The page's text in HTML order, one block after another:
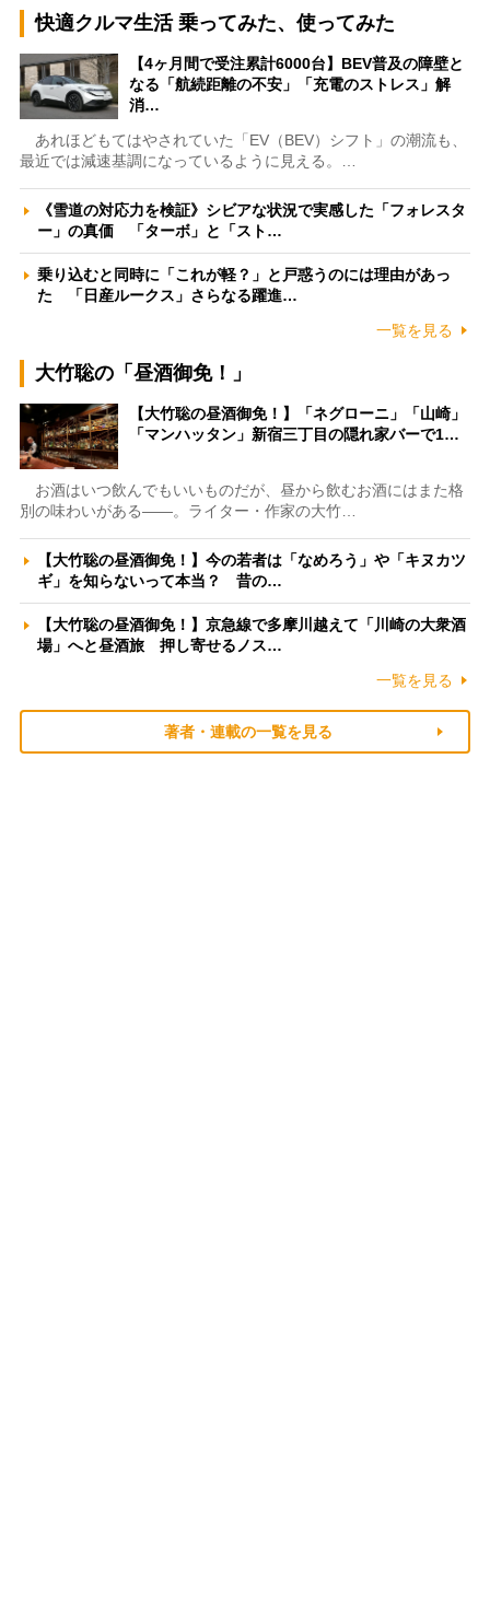
快適クルマ生活 乗ってみた、使ってみた
【4ヶ月間で受注累計6000台】BEV普及の障壁と
なる「航続距離の不安」「充電のストレス」解
消…
あれほどもてはやされていた「EV（BEV）シフト」の潮流も、
最近では減速基調になっているように見える。…
《雪道の対応力を検証》シビアな状況で実感した「フォレスタ
ー」の真価 「ターボ」と「スト…
乗り込むと同時に「これが軽？」と戸惑うのには理由があっ
た 「日産ルークス」さらなる躍進…
一覧を見る
大竹聡の「昼酒御免！」
【大竹聡の昼酒御免！】「ネグローニ」「山崎」
「マンハッタン」新宿三丁目の隠れ家バーで1…
お酒はいつ飲んでもいいものだが、昼から飲むお酒にはまた格
別の味わいがある――。ライター・作家の大竹…
【大竹聡の昼酒御免！】今の若者は「なめろう」や「キヌカツ
ギ」を知らないって本当？ 昔の…
【大竹聡の昼酒御免！】京急線で多摩川越えて「川崎の大衆酒
場」へと昼酒旅 押し寄せるノス…
一覧を見る
著者・連載の一覧を見る